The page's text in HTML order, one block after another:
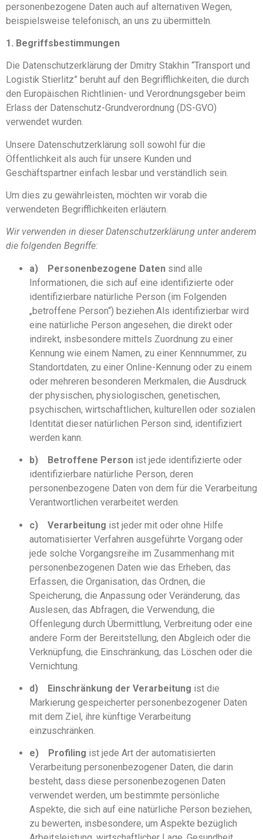
personenbezogene Daten auch auf alternativen Wegen,
beispielsweise telefonisch, an uns zu übermitteln.
1. Begriffsbestimmungen
Die Datenschutzerklärung der Dmitry Stakhin “Transport und
Logistik Stierlitz” beruht auf den Begrifflichkeiten, die durch
den Europäischen Richtlinien- und Verordnungsgeber beim
Erlass der Datenschutz-Grundverordnung (DS-GVO)
verwendet wurden.
Unsere Datenschutzerklärung soll sowohl für die
Öffentlichkeit als auch für unsere Kunden und
Geschäftspartner einfach lesbar und verständlich sein.
Um dies zu gewährleisten, möchten wir vorab die
verwendeten Begrifflichkeiten erläutern.
Wir verwenden in dieser Datenschutzerklärung unter anderem
die folgenden Begriffe:
a) Personenbezogene Daten sind alle
Informationen, die sich auf eine identifizierte oder
identifizierbare natürliche Person (im Folgenden
„betroffene Person“) beziehen.Als identifizierbar wird
eine natürliche Person angesehen, die direkt oder
indirekt, insbesondere mittels Zuordnung zu einer
Kennung wie einem Namen, zu einer Kennnummer, zu
Standortdaten, zu einer Online-Kennung oder zu einem
oder mehreren besonderen Merkmalen, die Ausdruck
der physischen, physiologischen, genetischen,
psychischen, wirtschaftlichen, kulturellen oder sozialen
Identität dieser natürlichen Person sind, identifiziert
werden kann.
b) Betroffene Person ist jede identifizierte oder
identifizierbare natürliche Person, deren
personenbezogene Daten von dem für die Verarbeitung
Verantwortlichen verarbeitet werden.
c) Verarbeitung ist jeder mit oder ohne Hilfe
automatisierter Verfahren ausgeführte Vorgang oder
jede solche Vorgangsreihe im Zusammenhang mit
personenbezogenen Daten wie das Erheben, das
Erfassen, die Organisation, das Ordnen, die
Speicherung, die Anpassung oder Veränderung, das
Auslesen, das Abfragen, die Verwendung, die
Offenlegung durch Übermittlung, Verbreitung oder eine
andere Form der Bereitstellung, den Abgleich oder die
Verknüpfung, die Einschränkung, das Löschen oder die
Vernichtung.
d) Einschränkung der Verarbeitung ist die
Markierung gespeicherter personenbezogener Daten
mit dem Ziel, ihre künftige Verarbeitung
einzuschränken.
e) Profiling ist jede Art der automatisierten
Verarbeitung personenbezogener Daten, die darin
besteht, dass diese personenbezogenen Daten
verwendet werden, um bestimmte persönliche
Aspekte, die sich auf eine natürliche Person beziehen,
zu bewerten, insbesondere, um Aspekte bezüglich